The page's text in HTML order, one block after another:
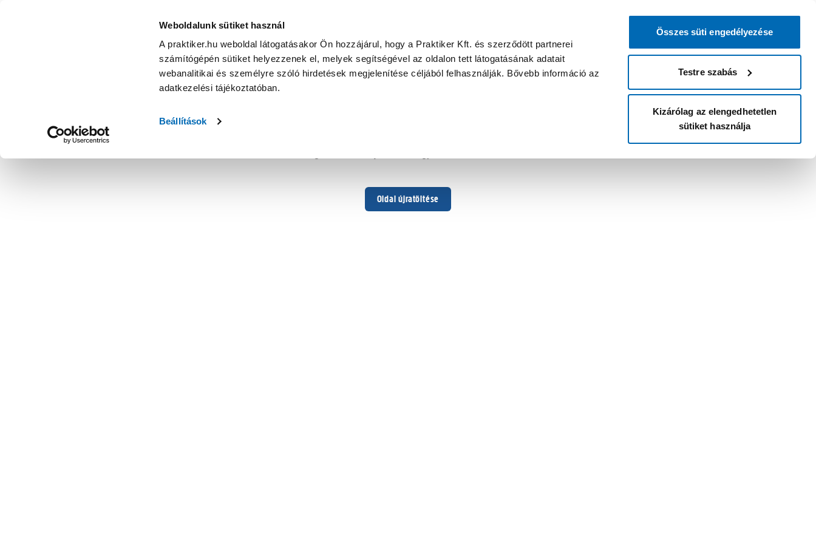
Weboldalunk sütiket használ
A praktiker.hu weboldal látogatásakor Ön hozzájárul, hogy a Praktiker Kft. és szerződött partnerei
számítógépén sütiket helyezzenek el, melyek segítségével az oldalon tett látogatásának adatait
webanalitikai és személyre szóló hirdetések megjelenítése céljából felhasználják. Bővebb információ az
adatkezelési tájékoztatóban.
Beállítások
Összes süti engedélyezése
Testre szabás
Kizárólag az elengedhetetlen
sütiket használja
Oldal újratöltése